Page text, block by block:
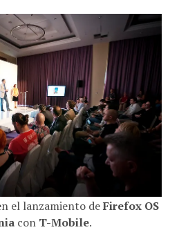
el lanzamiento deFirefox OS
con T-Mobile.